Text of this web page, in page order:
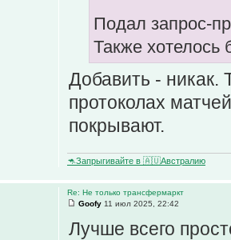
Подал запрос-
Также хотелось
Добавить - никак.
протоколах
покрывают.
🦘Запрыгивайте в 🇦🇺Австралию
Re: Не только трансфермаркт
Goofy 11 июл 2025, 22:42
Лучше всего